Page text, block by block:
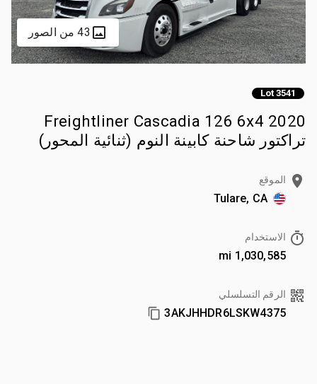
43 من الصور
Lot 3541
2020 Freightliner Cascadia 126 6x4
تراكتور شاحنة كابينة النوم (ثنائية المحور)
الموقع
Tulare, CA
الاستخدام
1,030,585 mi
الرقم التسلسلي
3AKJHHDR6LSKW4375